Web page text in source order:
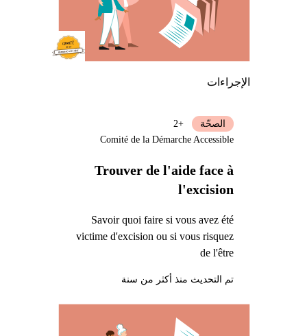
الإجراءات
Trouver de l'aide face à
l'excision
Savoir quoi faire si vous avez été
victime d'excision ou si vous risquez
de l'être
الصحّة
+2
Comité de la Démarche Accessible
تم التحديث منذ أكثر من سنة